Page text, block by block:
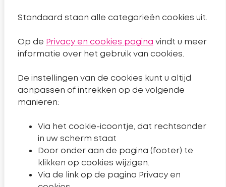
Standaard staan alle categorieën cookies uit.
Op de Privacy en cookies pagina vindt u meer
informatie over het gebruik van cookies.
De instellingen van de cookies kunt u altijd
aanpassen of intrekken op de volgende
manieren:
Via het cookie-icoontje, dat rechtsonder
in uw scherm staat
Door onder aan de pagina (footer) te
klikken op cookies wijzigen.
Via de link op de pagina Privacy en
Projecten
Algemeen
Sitemap
Privacyverklaring
Cookies wijzigen
Volg ons